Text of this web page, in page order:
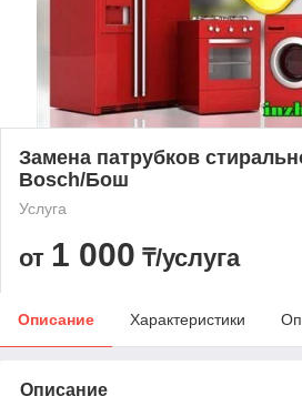
Замена патрубков
Bosch/Бош
Услуга
от 1 000 ₸/услуга
Описание Характеристики
Описание